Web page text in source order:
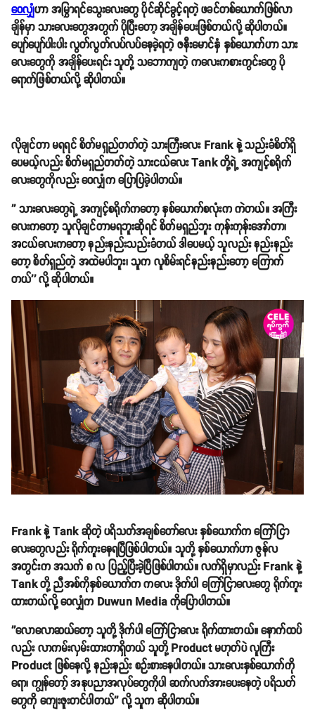
ဝေလျှံဟာ အမြွှာရင်သွေးလေးတွေ ပိုင်ဆိုင်ခွင့်ရတဲ့ ဖခင်တစ်ယောက်ဖြစ်လာ
ချိန်မှာ သားလေးတွေအတွက် ပိုပြီးတော့ အချိန်ပေးဖြစ်တယ်လို့ ဆိုပါတယ်။
ပျော်ပျော်ပါးပါး လွတ်လွတ်လပ်လပ်နေခဲ့ရတဲ့ ဇနီးမောင်နှံ နှစ်ယောက်ဟာ သား
လေးတွေကို အချိန်ပေးရင်း သူတို့ သဘောကျတဲ့ ကလေးကစားကွင်းတွေ ပို
ရောက်ဖြစ်တယ်လို့ ဆိုပါတယ်။
လိုချင်တာ မရရင် စိတ်မရှည်တတ်တဲ့ သားကြီးလေး Frank နဲ့ သည်းခံစိတ်ရှိ
ပေမယ့်လည်း စိတ်မရှည်တတ်တဲ့ သားငယ်လေး Tank တို့ရဲ့ အကျင့်စရိုက်
လေးတွေကိုလည်း ဝေလျှံက ပြောပြခဲ့ပါတယ်။
'' သားလေးတွေရဲ့ အကျင့်စရိုက်ကတော့ နှစ်ယောက်စလုံးက ကဲတယ်။ အကြီး
လေးကတော့ သူလိုချင်တာမရဘူးဆိုရင် စိတ်မရှည်ဘူး ကုန်းကုန်းအော်တာ၊
အငယ်လေးကတော့ နည်းနည်းသည်းခံတယ် ဒါပေမယ့် သူလည်း နည်းနည်း
တော့ စိတ်ရှည်တဲ့ အထဲမပါဘူး၊ သူက လူစိမ်းရင်နည်းနည်းတော့ ကြောက်
တယ်'' လို့ ဆိုပါတယ်။
Frank နဲ့ Tank ဆိုတဲ့ ပရိသတ်အချစ်တော်လေး နှစ်ယောက်က ကြော်ငြာ
လေးတွေလည်း ရိုက်ကူးနေရပြီဖြစ်ပါတယ်။ သူတို့ နှစ်ယောက်ဟာ ဇွန်လ
အတွင်းက အသက် ၈ လ ပြည့်ပြီးခဲ့ပြီဖြစ်ပါတယ်။ လက်ရှိမှာလည်း Frank နဲ့
Tank တို့ ညီအစ်ကိုနှစ်ယောက်က ကလေး ဒိုက်ပါ ကြော်ငြာလေးတွေ ရိုက်ကူး
ထားတယ်လို့ ဝေလျှံက Duwun Media ကိုပြောပါတယ်။
''လောလောဆယ်တော့ သူတို့ ဒိုက်ပါ ကြော်ငြာလေး ရိုက်ထားတယ်။ နောက်ထပ်
လည်း လာကမ်းလှမ်းထားတာရှိတယ် သူတို့ Product မဟုတ်ပဲ လူကြီး
Product ဖြစ်နေလို့ နည်းနည်း စဉ်းစားနေပါတယ်။ သားလေးနှစ်ယောက်ကို
ရော၊ ကျွန်တော့် အနုပညာအလုပ်တွေကိုပါ ဆက်လက်အားပေးနေတဲ့ ပရိသတ်
တွေကို ကျေးဇူးတင်ပါတယ်'' လို့ သူက ဆိုပါတယ်။